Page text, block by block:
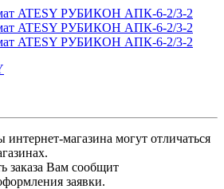
интернет-магазина могут отличаться
заказа Вам сообщит
заявки.